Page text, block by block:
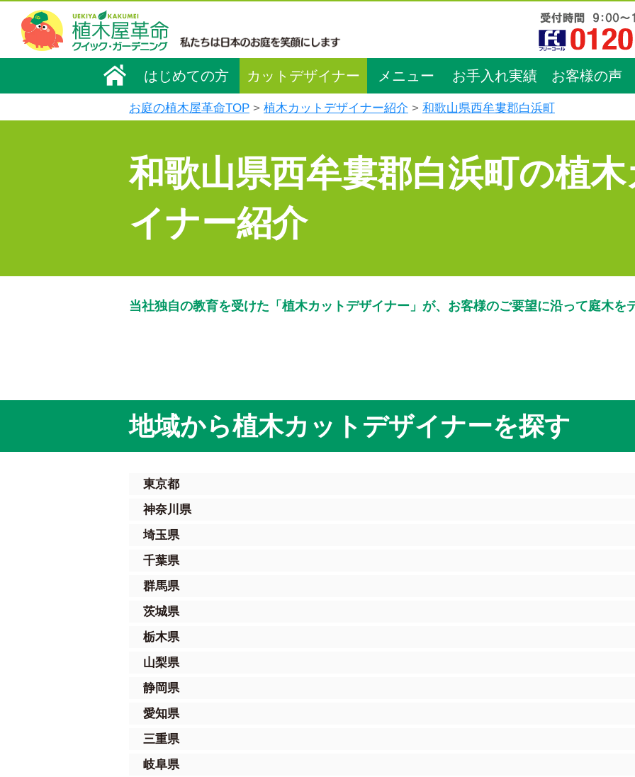
はじめての方 カットデザイナー メニュー お手入れ実績 お客様の声
お庭の植木屋革命TOP 植木カットデザイナー紹介 和歌山県西牟婁郡白浜町
和歌山県西牟婁郡白浜町の植
イナー紹介
当社独自の教育を受けた「植木カットデザイナー」が、お客様のご要望に沿って庭木を
地域から植木カットデザイナーを探す
東京都
神奈川県
埼玉県
千葉県
群馬県
茨城県
栃木県
山梨県
静岡県
愛知県
三重県
岐阜県